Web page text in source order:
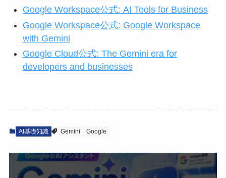
Google Workspace公式: AI Tools for Business
Google Workspace公式: Google Workspace
with Gemini
Google Cloud公式: The Gemini era for
developers and businesses
AI基礎知識 Gemini Google